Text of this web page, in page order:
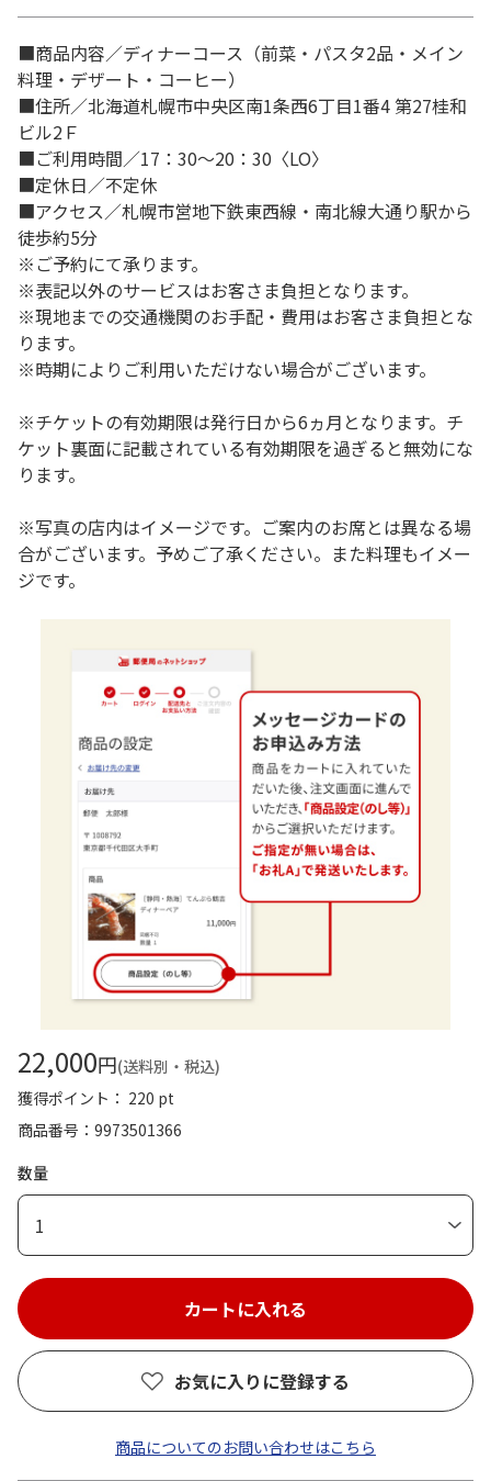
■商品内容／ディナーコース（前菜・パスタ2品・メイン
料理・デザート・コーヒー）
■住所／北海道札幌市中央区南1条西6丁目1番4 第27桂和
ビル2Ｆ
■ご利用時間／17：30～20：30〈LO〉
■定休日／不定休
■アクセス／札幌市営地下鉄東西線・南北線大通り駅から
徒歩約5分
※ご予約にて承ります。
※表記以外のサービスはお客さま負担となります。
※現地までの交通機関のお手配・費用はお客さま負担とな
ります。
※時期によりご利用いただけない場合がございます。
※チケットの有効期限は発行日から6ヵ月となります。チ
ケット裏面に記載されている有効期限を過ぎると無効にな
ります。
※写真の店内はイメージです。ご案内のお席とは異なる場
合がございます。予めご了承ください。また料理もイメー
ジです。
22,000円(送料別・税込)
獲得ポイント： 220 pt
商品番号
9973501366
数量
1
お気に入りに登録する
商品についてのお問い合わせはこちら